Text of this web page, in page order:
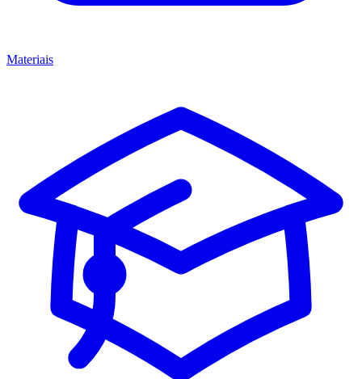
Materiais